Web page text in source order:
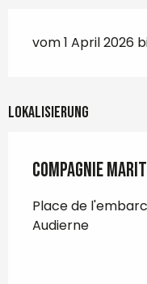
vom 1 April 2026
Lokalisierung
Compagnie
Place de
Audierne